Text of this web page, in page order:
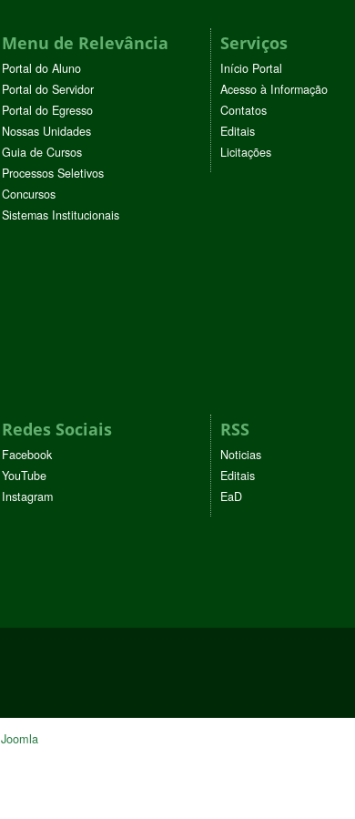
Menu de Relevância
Portal do Aluno
Portal do Servidor
Portal do Egresso
Nossas Unidades
Guia de Cursos
Processos Seletivos
Concursos
Sistemas Institucionais
Serviços
Início Portal
Acesso à Informação
Contatos
Editais
Licitações
Redes Sociais
Facebook
YouTube
Instagram
RSS
Noticias
Editais
EaD
Joomla